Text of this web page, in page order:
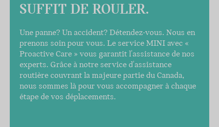
SUFFIT DE ROULER.
Une panne? Un accident? Détendez-vous. Nous en
prenons soin pour vous. Le service MINI avec «
Proactive Care » vous garantit l'assistance de nos
experts. Grâce à notre service d'assistance
routière couvrant la majeure partie du Canada,
nous sommes là pour vous accompagner à chaque
étape de vos déplacements.